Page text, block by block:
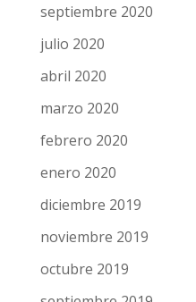
septiembre 2020
julio 2020
abril 2020
marzo 2020
febrero 2020
enero 2020
diciembre 2019
noviembre 2019
octubre 2019